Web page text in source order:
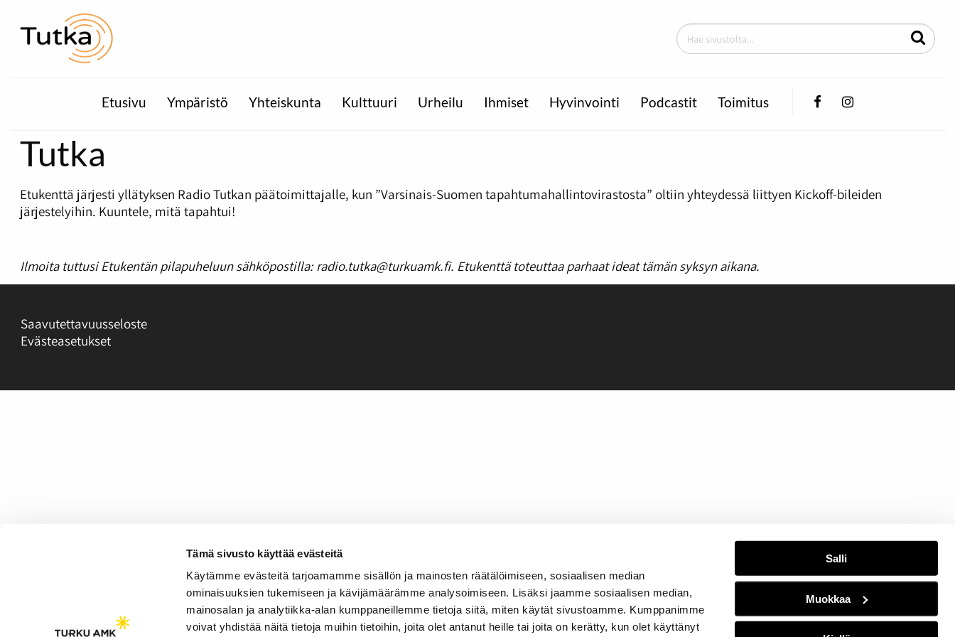
Tämä sivusto käyttää evästeitä
Käytämme evästeitä tarjoamamme sisällön ja mainosten räätälöimiseen, sosiaalisen median
ominaisuuksien tukemiseen ja kävijämäärämme analysoimiseen. Lisäksi jaamme sosiaalisen median,
mainosalan ja analytiikka-alan kumppaneillemme tietoja siitä, miten käytät sivustoamme. Kumppanimme
voivat yhdistää näitä tietoja muihin tietoihin, joita olet antanut heille tai joita on kerätty, kun olet käyttänyt
Salli
Muokkaa
Etusivu Ympäristö Yhteiskunta Kulttuuri Urheilu Ihmiset Hyvinvointi Podcastit Toimitus FacebookInstagram
Tutka
Etukenttä järjesti yllätyksen Radio Tutkan päätoimittajalle, kun ”Varsinais-Suomen tapahtumahallintovirastosta” oltiin yhteydessä liittyen Kickoff-bileiden
järjestelyihin. Kuuntele, mitä tapahtui!
Ilmoita tuttusi Etukentän pilapuheluun sähköpostilla: radio.tutka@turkuamk.fi. Etukenttä toteuttaa parhaat ideat tämän syksyn aikana.
Saavutettavuusseloste
Evästeasetukset